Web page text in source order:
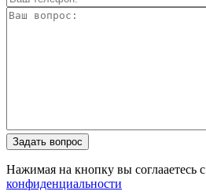
Задать вопрос
Нажимая на кнопку вы соглааетесь с
конфиденциальности